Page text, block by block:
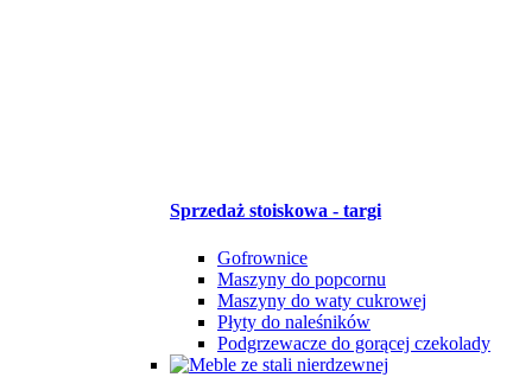
Sprzedaż stoiskowa - targi
Gofrownice
Maszyny do popcornu
Maszyny do waty cukrowej
Płyty do naleśników
Podgrzewacze do gorącej czekolady